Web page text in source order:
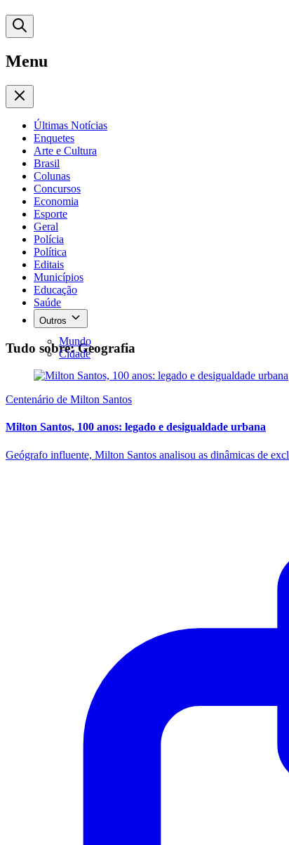
Menu
Últimas Notícias
Enquetes
Arte e Cultura
Brasil
Colunas
Concursos
Economia
Esporte
Geral
Polícia
Política
Editais
Municípios
Educação
Saúde
Outros
Mundo
Cidade
Tudo sobre: Geografia
Centenário de Milton Santos
Milton Santos, 100 anos: legado e desigualdade urbana
Geógrafo influente, Milton Santos analisou as dinâmicas de